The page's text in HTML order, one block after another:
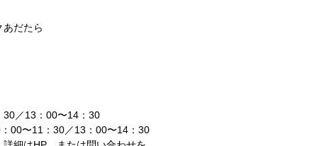
だたら
30／13：00〜14：30
00〜11：30／13：00〜14：30